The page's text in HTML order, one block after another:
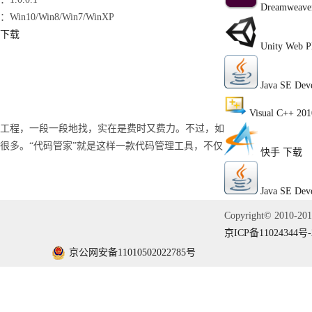
Win10/Win8/Win7/WinXP
载
程，一段一段地找，实在是费时又费力。不过，如
多。“代码管家”就是这样一款代码管理工具，不仅
Unity Web
Java SE
Visual C++
快手 下载
Java SE
Copyright© 2010-
京ICP备11024344号
京公网安备11010502022785号